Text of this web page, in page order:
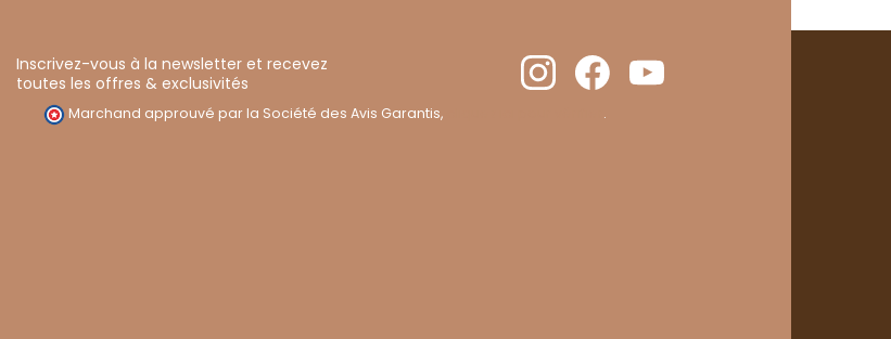
Inscrivez-vous à la newsletter et recevez
toutes les offres & exclusivités
Marchand approuvé par la Société des Avis Garantis, .